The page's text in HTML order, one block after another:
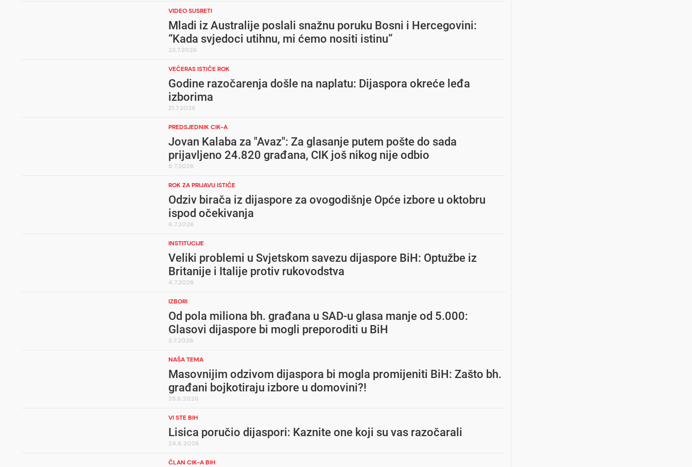
VIDEO SUSRETI
Mladi iz Australije poslali snažnu poruku Bosni i Hercegovini:
“Kada svjedoci utihnu, mi ćemo nositi istinu”
23.7.2026
VEČERAS ISTIČE ROK
Godine razočarenja došle na naplatu: Dijaspora okreće leđa
izborima
21.7.2026
PREDSJEDNIK CIK-A
Jovan Kalaba za "Avaz": Za glasanje putem pošte do sada
prijavljeno 24.820 građana, CIK još nikog nije odbio
8.7.2026
ROK ZA PRIJAVU ISTIČE
Odziv birača iz dijaspore za ovogodišnje Opće izbore u oktobru
ispod očekivanja
6.7.2026
INSTITUCIJE
Veliki problemi u Svjetskom savezu dijaspore BiH: Optužbe iz
Britanije i Italije protiv rukovodstva
4.7.2026
IZBORI
Od pola miliona bh. građana u SAD-u glasa manje od 5.000:
Glasovi dijaspore bi mogli preporoditi u BiH
3.7.2026
NAŠA TEMA
Masovnijim odzivom dijaspora bi mogla promijeniti BiH: Zašto bh.
građani bojkotiraju izbore u domovini?!
25.6.2026
VI STE BIH
Lisica poručio dijaspori: Kaznite one koji su vas razočarali
24.6.2026
ČLAN CIK-A BIH